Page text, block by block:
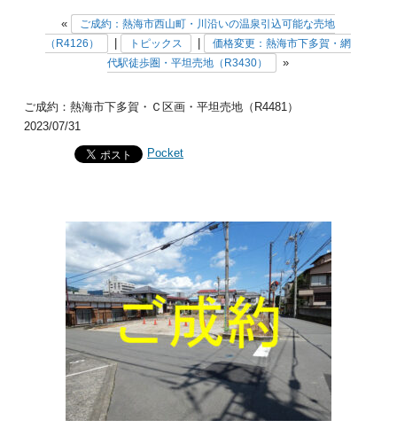
«
ご成約：熱海市西山町・川沿いの温泉引込可能な売地
（R4126）
トピックス
価格変更：熱海市下多賀・網
代駅徒歩圏・平坦売地（R3430）
»
ご成約：熱海市下多賀・Ｃ区画・平坦売地（R4481）
2023/07/31
Pocket